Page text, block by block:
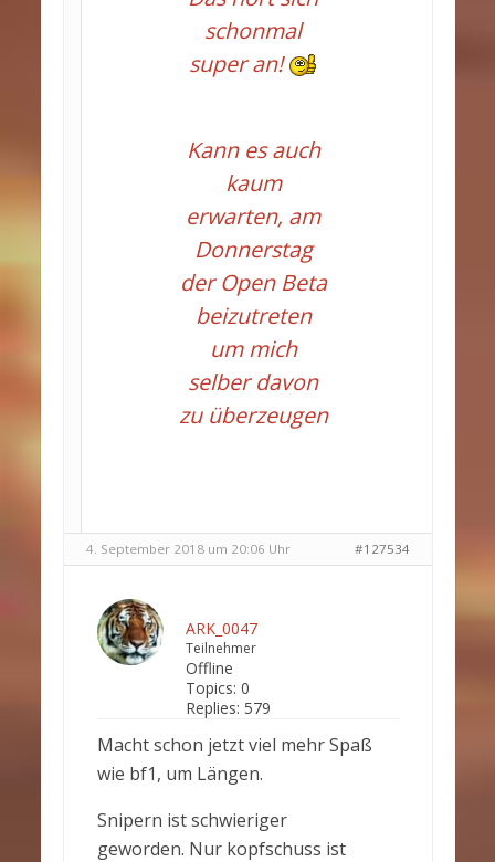
schonmal
super an!
Kann es auch
kaum
erwarten, am
Donnerstag
der Open Beta
beizutreten
um mich
selber davon
zu überzeugen
4. September 2018 um 20:06 Uhr #127534
ARK_0047
Teilnehmer
Offline
Topics: 0
Replies: 579
Macht schon jetzt viel mehr Spaß
wie bf1, um Längen.
Snipern ist schwieriger
geworden. Nur kopfschuss ist